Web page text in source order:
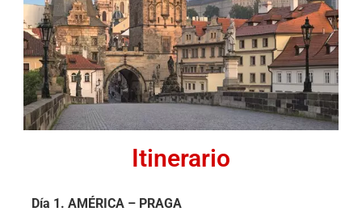
Itinerario
Día 1. AMÉRICA – PRAGA